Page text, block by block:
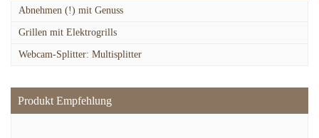
Abnehmen (!) mit Genuss
Grillen mit Elektrogrills
Webcam-Splitter: Multisplitter
Produkt Empfehlung